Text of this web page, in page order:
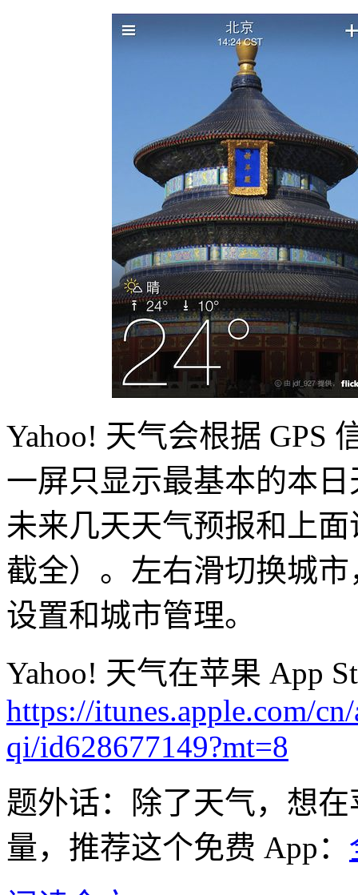
Yahoo! 天气会根据 GPS
一屏只显示最基本的本
未来几天天气预报和上
截全）。左右滑切换城
设置和城市管理。
Yahoo! 天气在苹果 App
https://itunes.apple.com/
qi/id628677149?mt=8
题外话：除了天气，想
量，推荐这个免费 App：